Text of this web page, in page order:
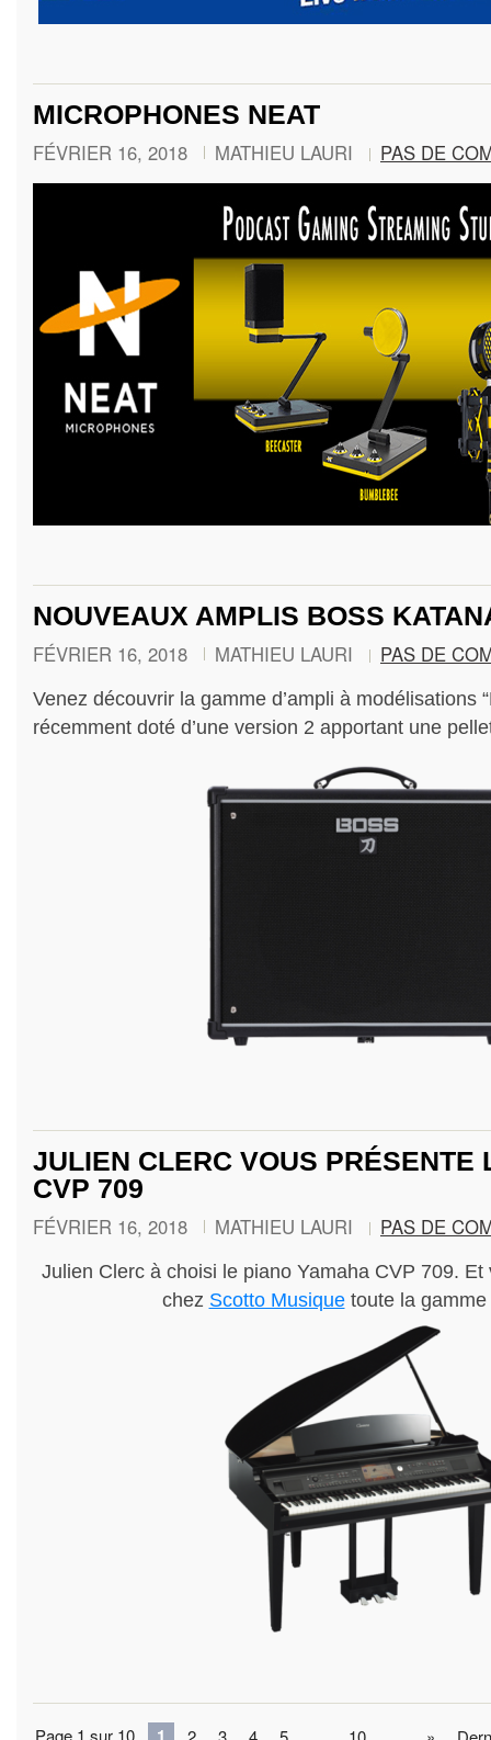
MICROPHONES NEAT
FÉVRIER 16, 2018 MATHIEU LAURI PAS DE
NOUVEAUX AMPLIS BOSS
FÉVRIER 16, 2018 MATHIEU LAURI PAS DE
Venez découvrir la gamme d’ampli à modélisations
récemment doté d’une version 2 apportant une
JULIEN CLERC VOUS PRÉSENTE
CVP 709
FÉVRIER 16, 2018 MATHIEU LAURI PAS DE
Julien Clerc à choisi le piano Yamaha CVP 709.
chez Scotto Musiquetoute la gamme
Page 1 sur 10